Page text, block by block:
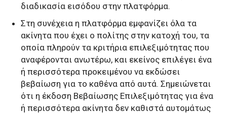
διαδικασία εισόδου στην πλατφόρμα.
Στη συνέχεια η πλατφόρμα εμφανίζει όλα τα
ακίνητα που έχει ο πολίτης στην κατοχή του, τα
οποία πληρούν τα κριτήρια επιλεξιμότητας που
αναφέρονται ανωτέρω, και εκείνος επιλέγει ένα
ή περισσότερα προκειμένου να εκδώσει
βεβαίωση για το καθένα από αυτά. Σημειώνεται
ότι η έκδοση Βεβαίωσης Επιλεξιμότητας για ένα
ή περισσότερα ακίνητα δεν καθιστά αυτομάτως